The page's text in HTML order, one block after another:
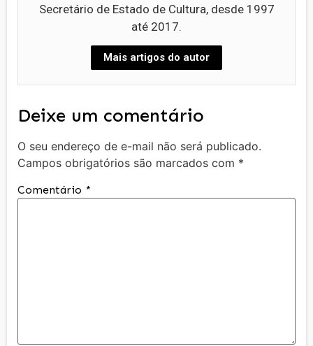
Secretário de Estado de Cultura, desde 1997
até 2017.
Mais artigos do autor
Deixe um comentário
O seu endereço de e-mail não será publicado.
Campos obrigatórios são marcados com *
Comentário *